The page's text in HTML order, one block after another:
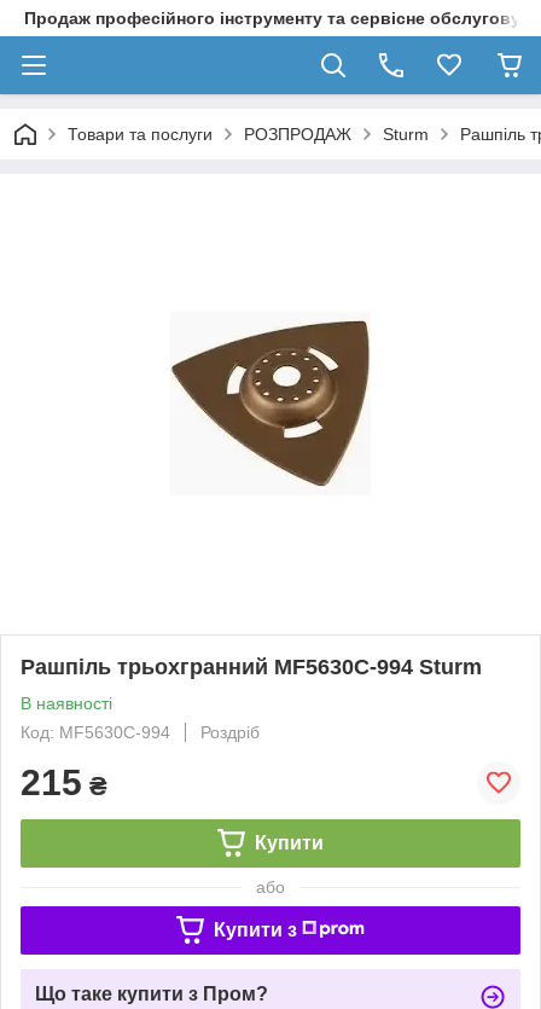
Продаж професійного інструменту та сервісне
Товари та послуги РОЗПРОДАЖ Sturm Рашпіль
Рашпіль трьохгранний MF5630C-994 Sturm
В наявності
Код: MF5630C-994
Роздріб
215 ₴
Купити
або
Купити з
Що таке купити з Пром?